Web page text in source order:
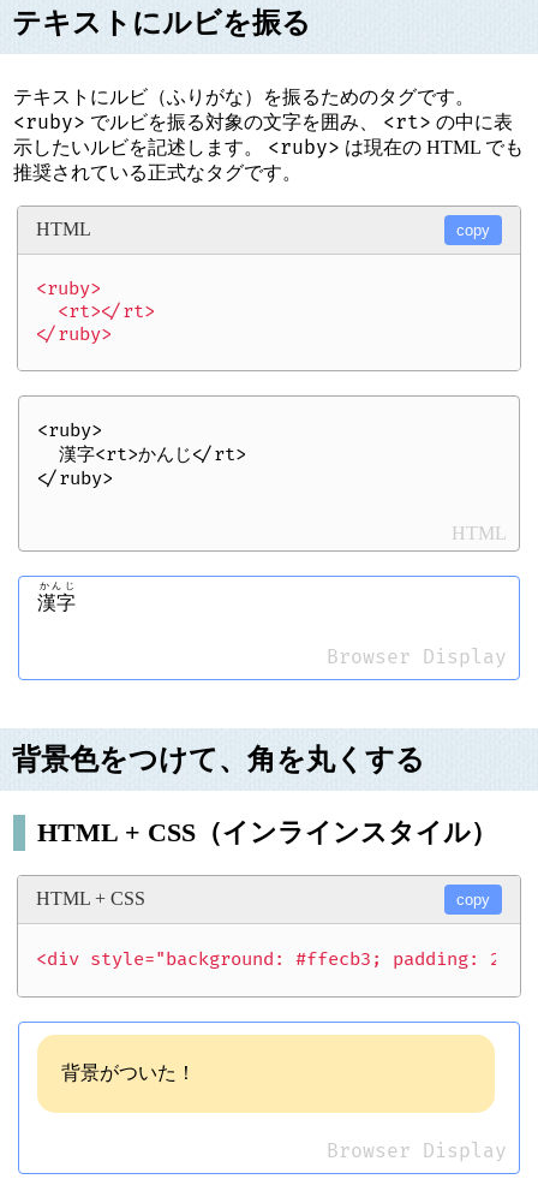
テキストにルビを振る
テキストにルビ（ふりがな）を振るためのタグです。
<ruby> でルビを振る対象の文字を囲み、 <rt> の中に表
示したいルビを記述します。 <ruby> は現在の HTML でも
推奨されている正式なタグです。
HTML copy
<ruby>
  <rt></rt>
<ruby>
  漢字<rt>かんじ</rt>
HTML
漢字
かんじ
Browser Display
背景色をつけて、角を丸くする
HTML + CSS（インラインスタイル）
HTML + CSS copy
<div style="background: #ffecb3; padding:
背景がついた！
Browser Display